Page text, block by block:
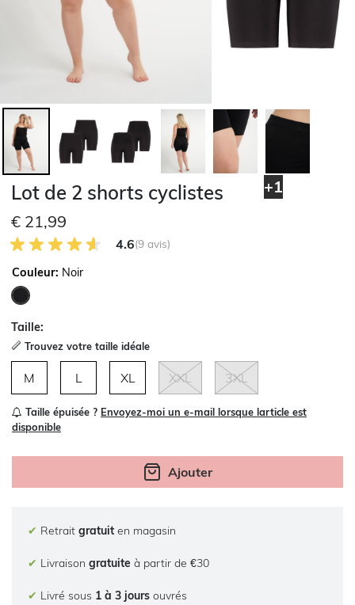
+1
Lot de 2 shorts cyclistes
€ 21,99
4.6 sur 5 avis des clients
4.6(9 avis)
Couleur: Noir
Taille:
Trouvez votre taille idéale
M L XL XXL 3XL
Taille épuisée ? Envoyez-moi un e-mail lorsque larticle est
disponible
Ajouter
✔ Retrait gratuit en magasin
✔ Livraison gratuite à partir de €30
✔ Livré sous 1 à 3 jours ouvrés